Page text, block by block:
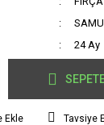
24 Ay
Tavsiye